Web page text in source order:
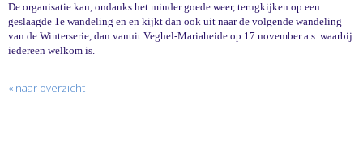
De organisatie kan, ondanks het minder goede weer, terugkijken op een
geslaagde 1e wandeling en en kijkt dan ook uit naar de volgende wandeling
van de Winterserie, dan vanuit Veghel-Mariaheide op 17 november a.s. waarbij
iedereen welkom is.
« naar overzicht